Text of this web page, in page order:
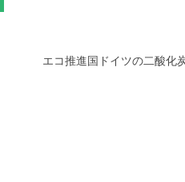
エコ推進国ドイツの二酸化